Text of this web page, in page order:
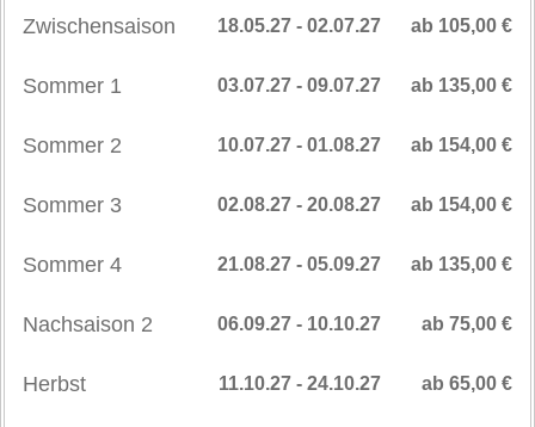
Zwischensaison ab 105,00 €
18.05.27 - 02.07.27
Sommer 1 ab 135,00 €
03.07.27 - 09.07.27
Sommer 2 ab 154,00 €
10.07.27 - 01.08.27
Sommer 3 ab 154,00 €
02.08.27 - 20.08.27
Sommer 4 ab 135,00 €
21.08.27 - 05.09.27
Nachsaison 2 ab 75,00 €
06.09.27 - 10.10.27
Herbst ab 65,00 €
11.10.27 - 24.10.27